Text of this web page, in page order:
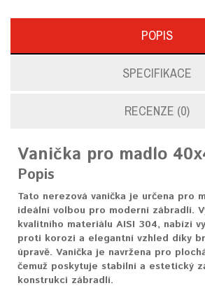
POPIS
SPECIFIKACE
RECENZE (0)
Vanička pro madlo
Popis
Tato nerezová vanička je určena pro
ideální volbou pro moderní zábradlí.
kvalitního materiálu AISI 304, nabízí
proti korozi a elegantní vzhled díky
úpravě. Vanička je navržena pro
čemuž poskytuje stabilní a estetický
konstrukci zábradlí.